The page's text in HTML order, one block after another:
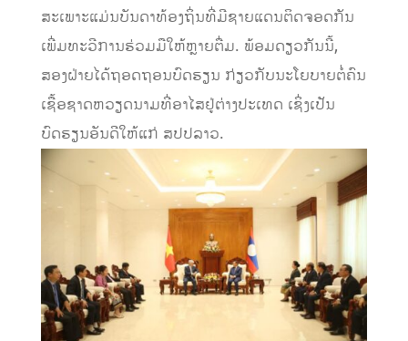
ສະເພາະແມ່ນບັນດາທ້ອງຖິ່ນທີ່ມີຊາຍແດນຕິດຈອດກັນ
ເພີ່ມທະວີການຮ່ວມມືໃຫ້ຫຼາຍຕື່ມ. ພ້ອມດຽວກັນນີ້,
ສອງຝ່າຍໄດ້ຖອດຖອນບົດຮຽນ ກ່ຽວກັບນະໂຍບາຍຕໍ່ຄົນ
ເຊື້ອຊາດຫວຽດນາມທີ່ອາໄສຢູ່ຕ່າງປະເທດ ເຊິ່ງເປັນ
ບົດຮຽນອັນດີໃຫ້ແກ່ ສປປລາວ.